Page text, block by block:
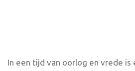
In een tijd van oorlog en vrede is